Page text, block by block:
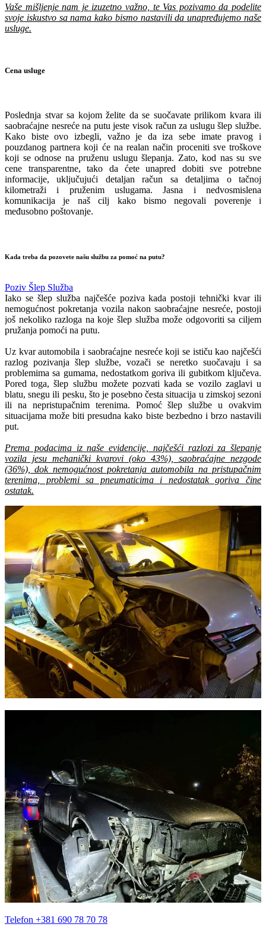
Vaše mišljenje nam je izuzetno važno, te Vas pozivamo da podelite
svoje iskustvo sa nama kako bismo nastavili da unapređujemo naše
usluge.
Cena usluge
Poslednja stvar sa kojom želite da se suočavate prilikom kvara ili
saobraćajne nesreće na putu jeste visok račun za uslugu šlep službe.
Kako biste ovo izbegli, važno je da iza sebe imate pravog i
pouzdanog partnera koji će na realan način proceniti sve troškove
koji se odnose na pruženu uslugu šlepanja. Zato, kod nas su sve
cene transparentne, tako da ćete unapred dobiti sve potrebne
informacije, uključujući detaljan račun sa detaljima o tačnoj
kilometraži i pruženim uslugama. Jasna i nedvosmislena
komunikacija je naš cilj kako bismo negovali poverenje i
međusobno poštovanje.
Kada treba da pozovete našu službu za pomoć na putu?
Poziv Šlep Služba
Iako se šlep služba najčešće poziva kada postoji tehnički kvar ili
nemogućnost pokretanja vozila nakon saobraćajne nesreće, postoji
još nekoliko razloga na koje šlep služba može odgovoriti sa ciljem
pružanja pomoći na putu.
Uz kvar automobila i saobraćajne nesreće koji se ističu kao najčešći
razlog pozivanja šlep službe, vozači se neretko suočavaju i sa
problemima sa gumama, nedostatkom goriva ili gubitkom ključeva.
Pored toga, šlep službu možete pozvati kada se vozilo zaglavi u
blatu, snegu ili pesku, što je posebno česta situacija u zimskoj sezoni
ili na nepristupačnim terenima. Pomoć šlep službe u ovakvim
situacijama može biti presudna kako biste bezbedno i brzo nastavili
put.
Prema podacima iz naše evidencije, najčešći razlozi za šlepanje
vozila jesu mehanički kvarovi (oko 43%), saobraćajne nezgode
(36%), dok nemogućnost pokretanja automobila na pristupačnim
terenima, problemi sa pneumaticima i nedostatak goriva čine
ostatak.
Telefon +381 690 78 70 78